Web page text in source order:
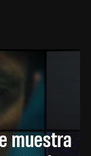
muestra